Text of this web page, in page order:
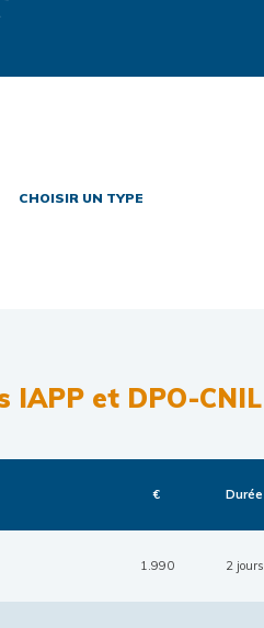
CHOISIR UN TYPE
IAPP et DPO-CNIL
€ Durée
1.990 2 jours